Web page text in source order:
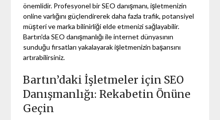
önemlidir. Profesyonel bir SEO danışmanı, işletmenizin
online varlığını güçlendirerek daha fazla trafik, potansiyel
müşteri ve marka bilinirliği elde etmenizi sağlayabilir.
Bartın'da SEO danışmanlığı ile internet dünyasının
sunduğu fırsatları yakalayarak işletmenizin başarısını
artırabilirsiniz.
Bartın’daki İşletmeler için SEO
Danışmanlığı: Rekabetin Önüne
Geçin